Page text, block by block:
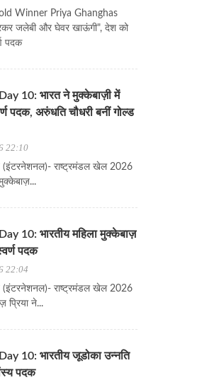
Winner Priya Ghanghas
जलेबी और घेवर खाऊंगी", देश को
पदक
10: भारत ने मुक्केबाज़ी में
पदक, अरुंधति चौधरी बनीं गोल्ड
22:10
(इंटरनेशनल)- राष्ट्रमंडल खेल 2026
10: भारतीय महिला मुक्केबाज़
पदक
22:04
(इंटरनेशनल)- राष्ट्रमंडल खेल 2026
प्रिया ने...
10: भारतीय जूडोका उन्नति
पदक